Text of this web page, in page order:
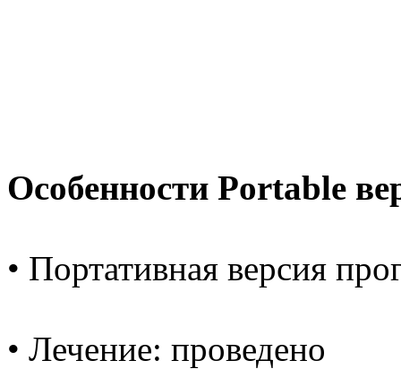
Особенности Portable
• Портативная версия
• Лечение: проведено